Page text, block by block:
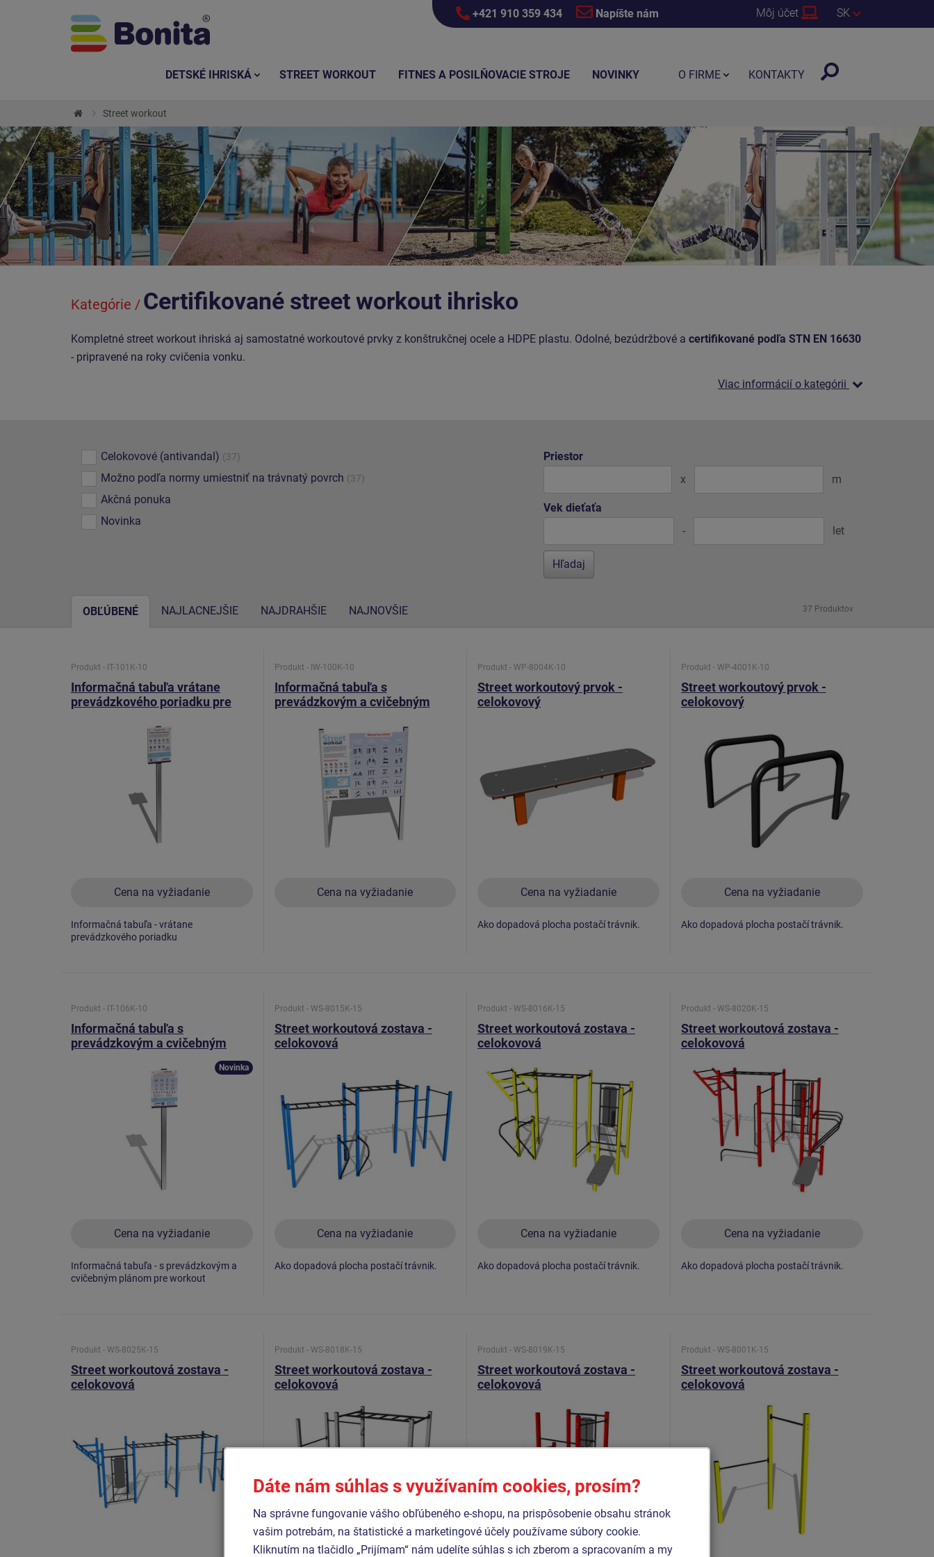
+421 910 359 434 Napíšte nám Môj účet SK
Street workout
Kategórie / Certifikované street workout ihrisko
Kompletné street workout ihriská aj samostatné workoutové prvky z konštrukčnej ocele a HDPE plastu. Odolné, bezúdržbové a certifikované podľa STN EN 16630
- pripravené na roky cvičenia vonku.
Viac informácií o kategórii
Celokovové (antivandal) (37)
Možno podľa normy umiestniť na trávnatý povrch (37)
Akčná ponuka
Novinka
Priestor
x
m
Vek dieťaťa
-
let
OBĽÚBENÉ NAJLACNEJŠIE NAJDRAHŠIE NAJNOVŠIE
Produkt - IT-101K-10
Informačná tabuľa vrátane
prevádzkového poriadku pre
Cena na vyžiadanie
Informačná tabuľa - vrátane
prevádzkového poriadku
Produkt - IW-100K-10
Informačná tabuľa s
prevádzkovým a cvičebným
Cena na vyžiadanie
Produkt - WP-8004K-10
Street workoutový prvok -
celokovový
Cena na vyžiadanie
Ako dopadová plocha postačí trávnik.
Produkt - WP-4001K-10
Street workoutový prvok -
celokovový
Cena na vyžiadanie
Ako dopadová plocha postačí trávnik.
Produkt - IT-106K-10
Informačná tabuľa s
prevádzkovým a cvičebným
Cena na vyžiadanie
Novinka
Informačná tabuľa - s prevádzkovým a
cvičebným plánom pre workout
Produkt - WS-8015K-15
Street workoutová zostava -
celokovová
Cena na vyžiadanie
Ako dopadová plocha postačí trávnik.
Produkt - WS-8016K-15
Street workoutová zostava -
celokovová
Cena na vyžiadanie
Ako dopadová plocha postačí trávnik.
Produkt - WS-8020K-15
Street workoutová zostava -
celokovová
Cena na vyžiadanie
Ako dopadová plocha postačí trávnik.
Produkt - WS-8025K-15
Street workoutová zostava -
celokovová
Produkt - WS-8018K-15
Street workoutová zostava -
celokovová
Produkt - WS-8019K-15
Street workoutová zostava -
celokovová
Produkt - WS-8001K-15
Street workoutová zostava -
celokovová
DETSKÉ IHRISKÁ STREET WORKOUT FITNES A POSILŇOVACIE STROJE NOVINKY O FIRME KONTAKTY
Dáte nám súhlas s využívaním cookies, prosím?
Na správne fungovanie vášho obľúbeného e-shopu, na prispôsobenie obsahu stránok
vašim potrebám, na štatistické a marketingové účely používame súbory cookie.
Kliknutím na tlačidlo „Prijímam“ nám udelíte súhlas s ich zberom a spracovaním a my